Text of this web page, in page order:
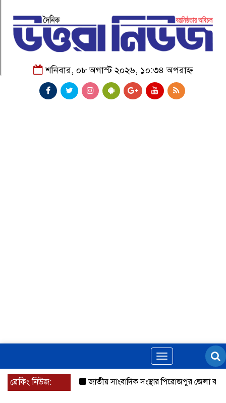
শনিবার, ০৮ অগাস্ট ২০২৬, ১০:৩৪ অপরাহ্ন
Toggle
navigation
ব্রেকিং নিউজ: জাতীয় সাংবাদিক সংস্থার পিরোজপুর জেলা কমিটি